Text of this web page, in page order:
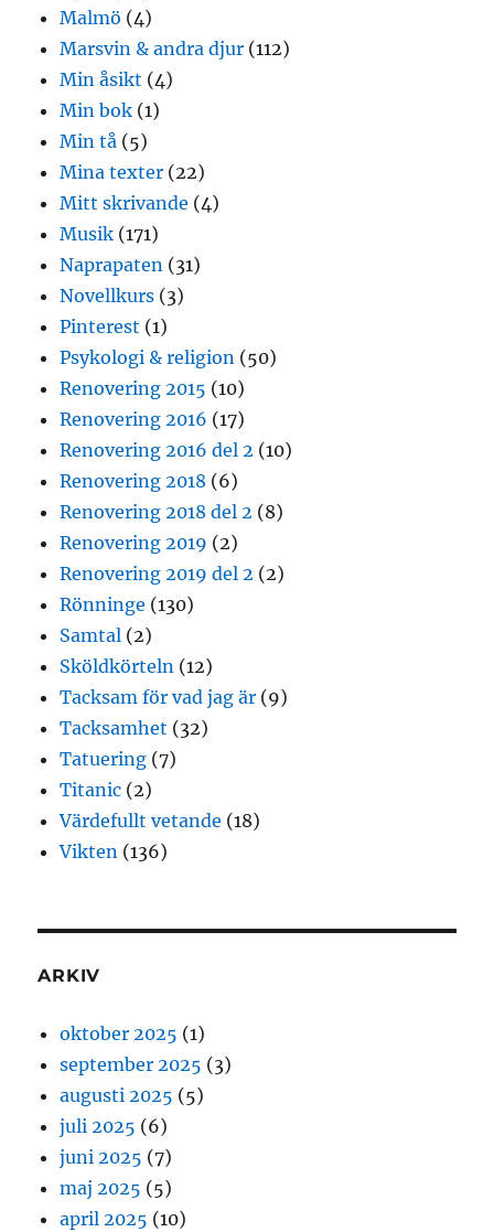
Malmö (4)
Marsvin & andra djur (112)
Min åsikt (4)
Min bok (1)
Min tå (5)
Mina texter (22)
Mitt skrivande (4)
Musik (171)
Naprapaten (31)
Novellkurs (3)
Pinterest (1)
Psykologi & religion (50)
Renovering 2015 (10)
Renovering 2016 (17)
Renovering 2016 del 2 (10)
Renovering 2018 (6)
Renovering 2018 del 2 (8)
Renovering 2019 (2)
Renovering 2019 del 2 (2)
Rönninge (130)
Samtal (2)
Sköldkörteln (12)
Tacksam för vad jag är (9)
Tacksamhet (32)
Tatuering (7)
Titanic (2)
Värdefullt vetande (18)
Vikten (136)
ARKIV
oktober 2025 (1)
september 2025 (3)
augusti 2025 (5)
juli 2025 (6)
juni 2025 (7)
maj 2025 (5)
april 2025 (10)